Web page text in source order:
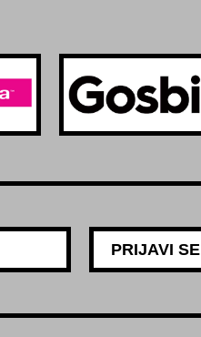
PRIJAVI SE